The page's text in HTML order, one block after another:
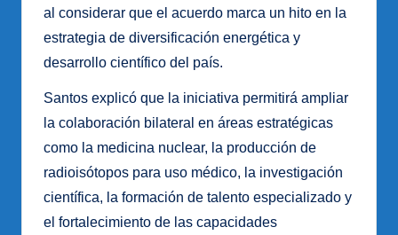
al considerar que el acuerdo marca un hito en la
estrategia de diversificación energética y
desarrollo científico del país.
Santos explicó que la iniciativa permitirá ampliar
la colaboración bilateral en áreas estratégicas
como la medicina nuclear, la producción de
radioisótopos para uso médico, la investigación
científica, la formación de talento especializado y
el fortalecimiento de las capacidades